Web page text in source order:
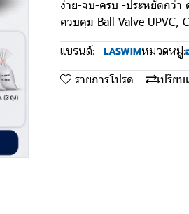
ง่าย-จบ-ครบ -ประหยัดกว่า
ควบคุม Ball Valve UPVC,
แบรนด์: LASWIMหมวดหมู่:
รายการโปรด
เปรีย